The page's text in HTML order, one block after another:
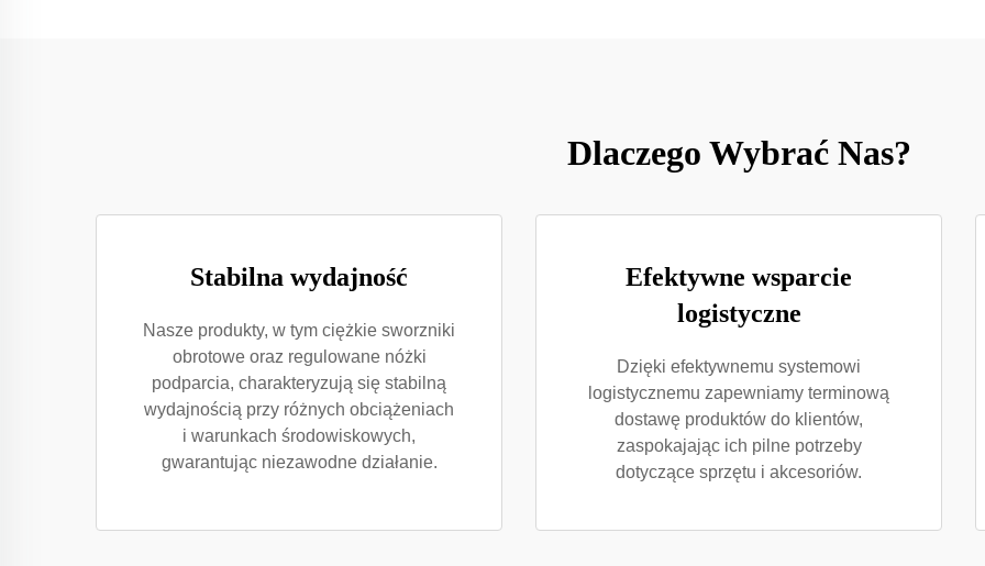
Dlaczego Wybrać Nas?
Stabilna wydajność
Nasze produkty, w tym ciężkie sworzniki
obrotowe oraz regulowane nóżki
podparcia, charakteryzują się stabilną
wydajnością przy różnych obciążeniach
i warunkach środowiskowych,
gwarantując niezawodne działanie.
Efektywne wsparcie
logistyczne
Dzięki efektywnemu systemowi
logistycznemu zapewniamy terminową
dostawę produktów do klientów,
zaspokajając ich pilne potrzeby
dotyczące sprzętu i akcesoriów.